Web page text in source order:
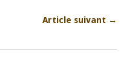
Article suivant →